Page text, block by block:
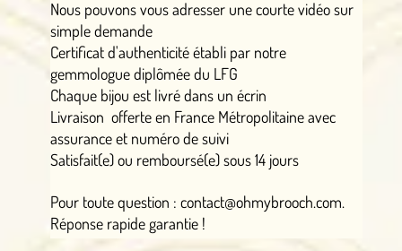
Nous pouvons vous adresser une courte vidéo sur
simple demande
Certificat d'authenticité établi par notre
gemmologue diplômée du LFG
Chaque bijou est livré dans un écrin
Livraison offerte en France Métropolitaine avec
assurance et numéro de suivi
Satisfait(e) ou remboursé(e) sous 14 jours
Pour toute question : contact@ohmybrooch.com.
Réponse rapide garantie !